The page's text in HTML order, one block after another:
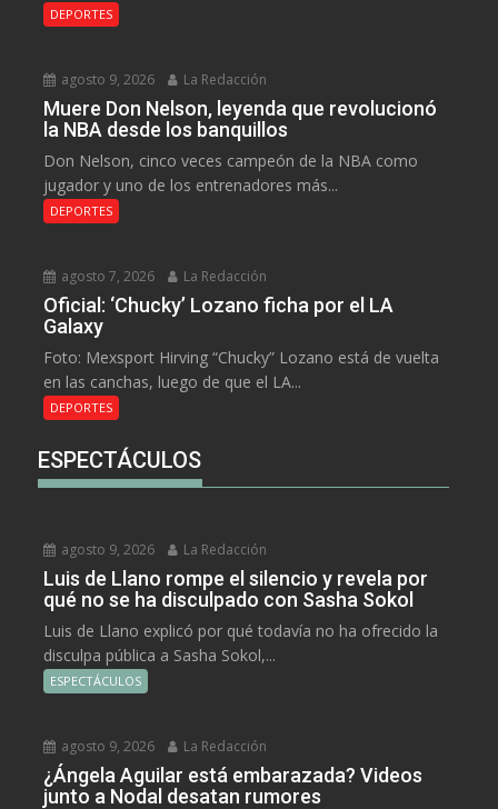
DEPORTES
agosto 9, 2026 La Redacción
Muere Don Nelson, leyenda que revolucionó
la NBA desde los banquillos
Don Nelson, cinco veces campeón de la NBA como
jugador y uno de los entrenadores más...
DEPORTES
agosto 7, 2026 La Redacción
Oficial: ‘Chucky’ Lozano ficha por el LA
Galaxy
Foto: Mexsport Hirving “Chucky” Lozano está de vuelta
en las canchas, luego de que el LA...
DEPORTES
ESPECTÁCULOS
agosto 9, 2026 La Redacción
Luis de Llano rompe el silencio y revela por
qué no se ha disculpado con Sasha Sokol
Luis de Llano explicó por qué todavía no ha ofrecido la
disculpa pública a Sasha Sokol,...
ESPECTÁCULOS
agosto 9, 2026 La Redacción
¿Ángela Aguilar está embarazada? Videos
junto a Nodal desatan rumores